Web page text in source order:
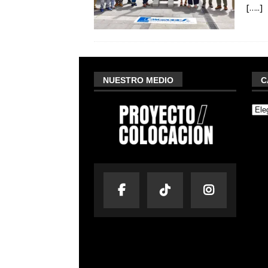
[…..]
NUESTRO MEDIO